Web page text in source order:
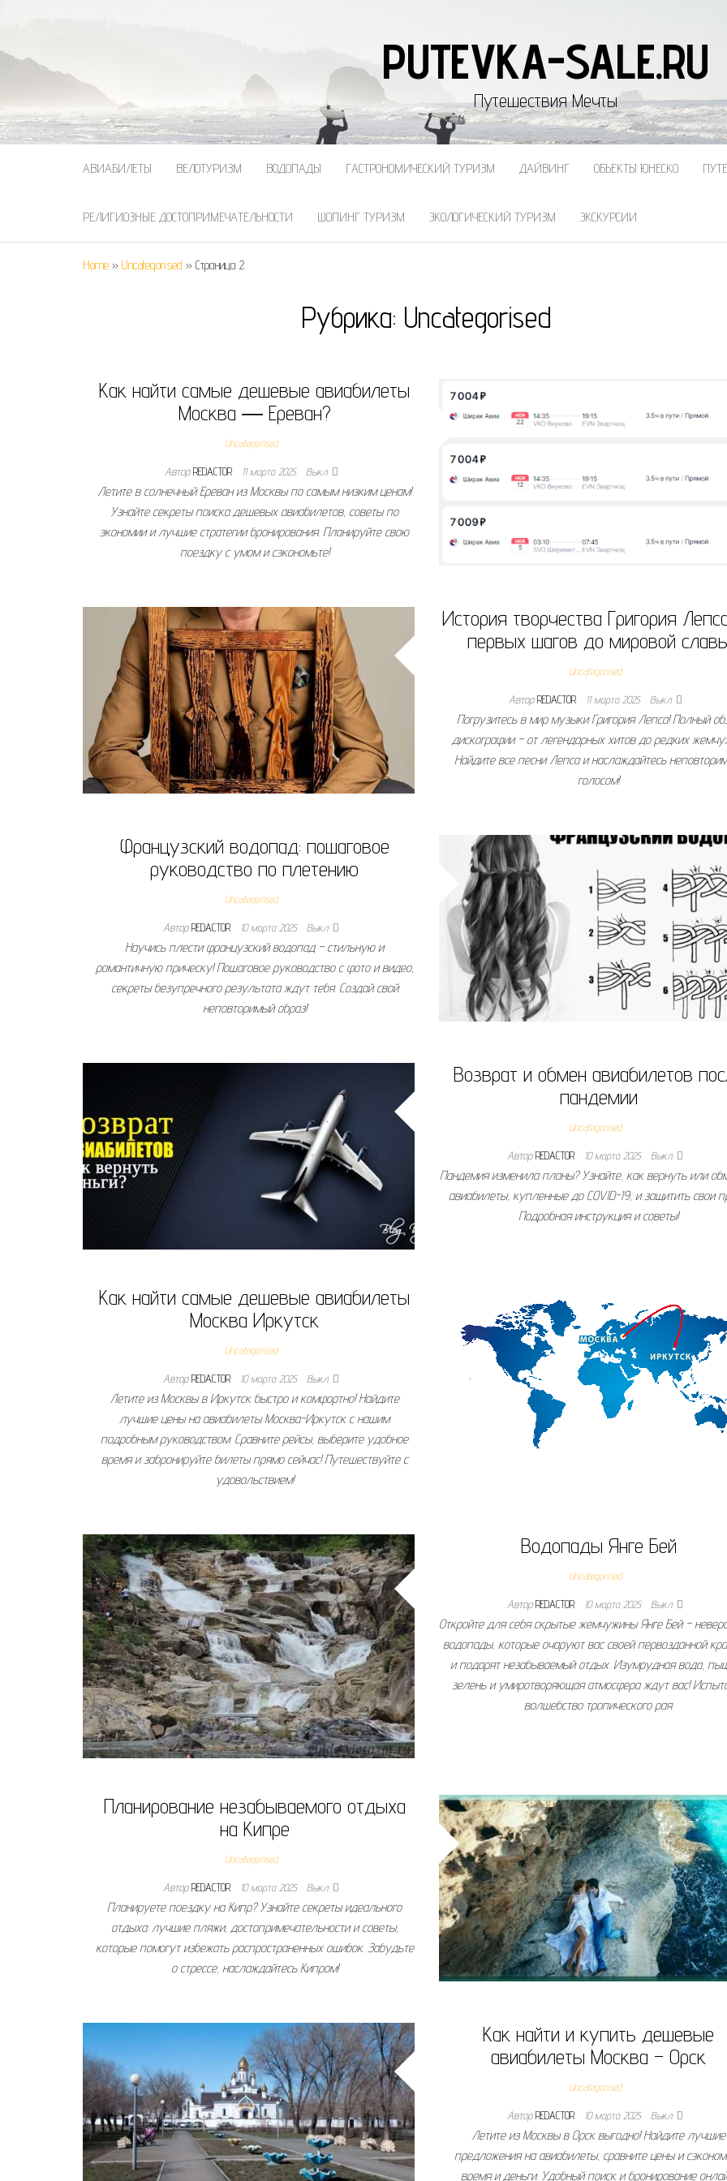
PUTEVKA-SALE.RU
Путешествия Мечты
АВИАБИЛЕТЫ ВЕЛОТУРИЗМ ВОДОПАДЫ ГАСТРОНОМИЧЕСКИЙ ТУРИЗМ ДАЙВИНГ ОБЪЕКТЫ ЮНЕСКО
РЕЛИГИОЗНЫЕ ДОСТОПРИМЕЧАТЕЛЬНОСТИ ШОПИНГ ТУРИЗМ ЭКОЛОГИЧЕСКИЙ ТУРИЗМ ЭКСКУРСИИ
Home » Uncategorised » Страница 2
Рубрика: Uncategorised
Как найти самые дешевые авиабилеты
Москва ― Ереван?
Uncategorised
АвторREDACTOR 11 марта 2025 Выкл.
Летите в солнечный Ереван из Москвы по самым низким ценам!
Узнайте секреты поиска дешевых авиабилетов, советы по
экономии и лучшие стратегии бронирования. Планируйте свою
поездку с умом и сэкономьте!
История творчества Григория
первых шагов до мировой
Uncategorised
АвторREDACTOR 11 марта 2025 Выкл.
Погрузитесь в мир музыки Григория Лепса! Полный
дискографии – от легендарных хитов до редких
Найдите все песни Лепса и наслаждайтесь
голосом!
Французский водопад: пошаговое
руководство по плетению
Uncategorised
АвторREDACTOR 10 марта 2025 Выкл.
Научись плести французский водопад – стильную и
романтичную прическу! Пошаговое руководство с фото и видео,
секреты безупречного результата ждут тебя. Создай свой
неповторимый образ!
Возврат и обмен авиабилетов
пандемии
Uncategorised
АвторREDACTOR 10 марта 2025 Выкл.
Пандемия изменила планы? Узнайте, как вернуть или
авиабилеты, купленные до COVID-19, и защитить свои
Подробная инструкция и советы!
Как найти самые дешевые авиабилеты
Москва Иркутск
Uncategorised
АвторREDACTOR 10 марта 2025 Выкл.
Летите из Москвы в Иркутск быстро и комфортно! Найдите
лучшие цены на авиабилеты Москва-Иркутск с нашим
подробным руководством. Сравните рейсы, выберите удобное
время и забронируйте билеты прямо сейчас! Путешествуйте с
удовольствием!
Водопады Янге Бей
Uncategorised
АвторREDACTOR 10 марта 2025 Выкл.
Откройте для себя скрытые жемчужины Янге Бей –
водопады, которые очаруют вас своей первозданной
и подарят незабываемый отдых. Изумрудная вода,
зелень и умиротворяющая атмосфера ждут вас!
волшебство тропического рая.
Планирование незабываемого отдыха
на Кипре
Uncategorised
АвторREDACTOR 10 марта 2025 Выкл.
Планируете поездку на Кипр? Узнайте секреты идеального
отдыха: лучшие пляжи, достопримечательности и советы,
которые помогут избежать распространенных ошибок. Забудьте
о стрессе, наслаждайтесь Кипром!
Как найти и купить дешевые
авиабилеты Москва – Орск
Uncategorised
АвторREDACTOR 10 марта 2025 Выкл.
Летите из Москвы в Орск выгодно! Найдите лучшие
предложения на авиабилеты, сравните цены и
время и деньги. Удобный поиск и бронирование